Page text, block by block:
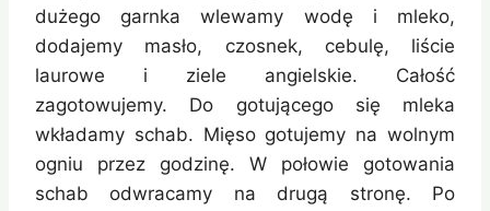
dużego garnka wlewamy wodę i mleko,
dodajemy masło, czosnek, cebulę, liście
laurowe i ziele angielskie. Całość
zagotowujemy. Do gotującego się mleka
wkładamy schab. Mięso gotujemy na wolnym
ogniu przez godzinę. W połowie gotowania
schab odwracamy na drugą stronę. Po